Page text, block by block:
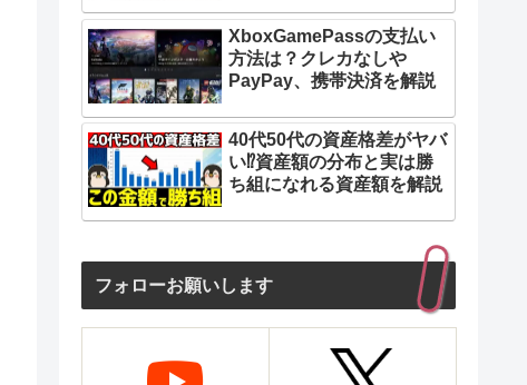
XboxGamePassの支払い
方法は？クレカなしや
PayPay、携帯決済を解説
40代50代の資産格差がヤバ
い⁉︎資産額の分布と実は勝
ち組になれる資産額を解説
フォローお願いします